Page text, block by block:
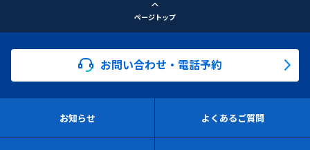
ページトップ
お問い合わせ・電話予約
お知らせ よくあるご質問